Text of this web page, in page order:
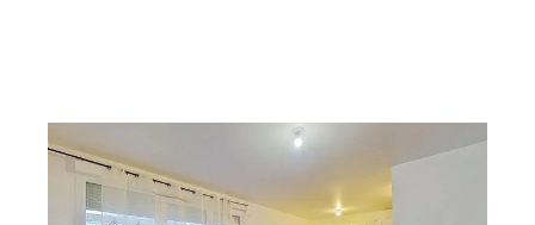
NOGENT SUR MARNE 94
47,89 m2, 2 pièces
Ref : 1360